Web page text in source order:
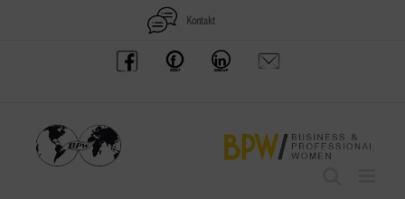
Kontakt
BPW
Austria
Offenes
Frauennetzwerk
BPW
Gruppe
Anfrage
schicken